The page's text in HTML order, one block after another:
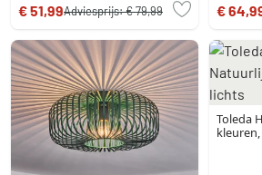
€ 51,99Adviesprijs:€ 79,99 €
Toleda